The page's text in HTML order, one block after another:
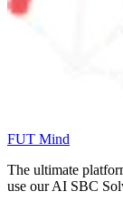
FUT Mind
The ultimate
use our AI SBC